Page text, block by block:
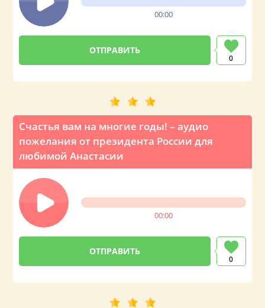
00:00
0
Счастья вам на многие годы! – аудио
пожелания от президента России для
любимой Анастасии
00:00
0